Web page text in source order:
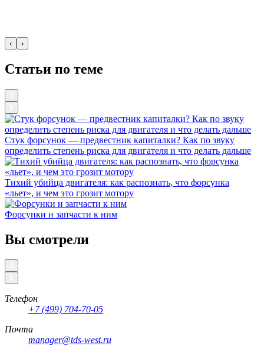
‹ ›
Статьи по теме
Стук форсунок — предвестник капиталки? Как по звуку
определить степень риска для двигателя и что делать дальше
Тихий убийца двигателя: как распознать, что форсунка
«льет», и чем это грозит мотору
Форсунки и запчасти к ним
Вы смотрели
Телефон
+7 (499) 704-70-05
Почта
manager@tds-west.ru